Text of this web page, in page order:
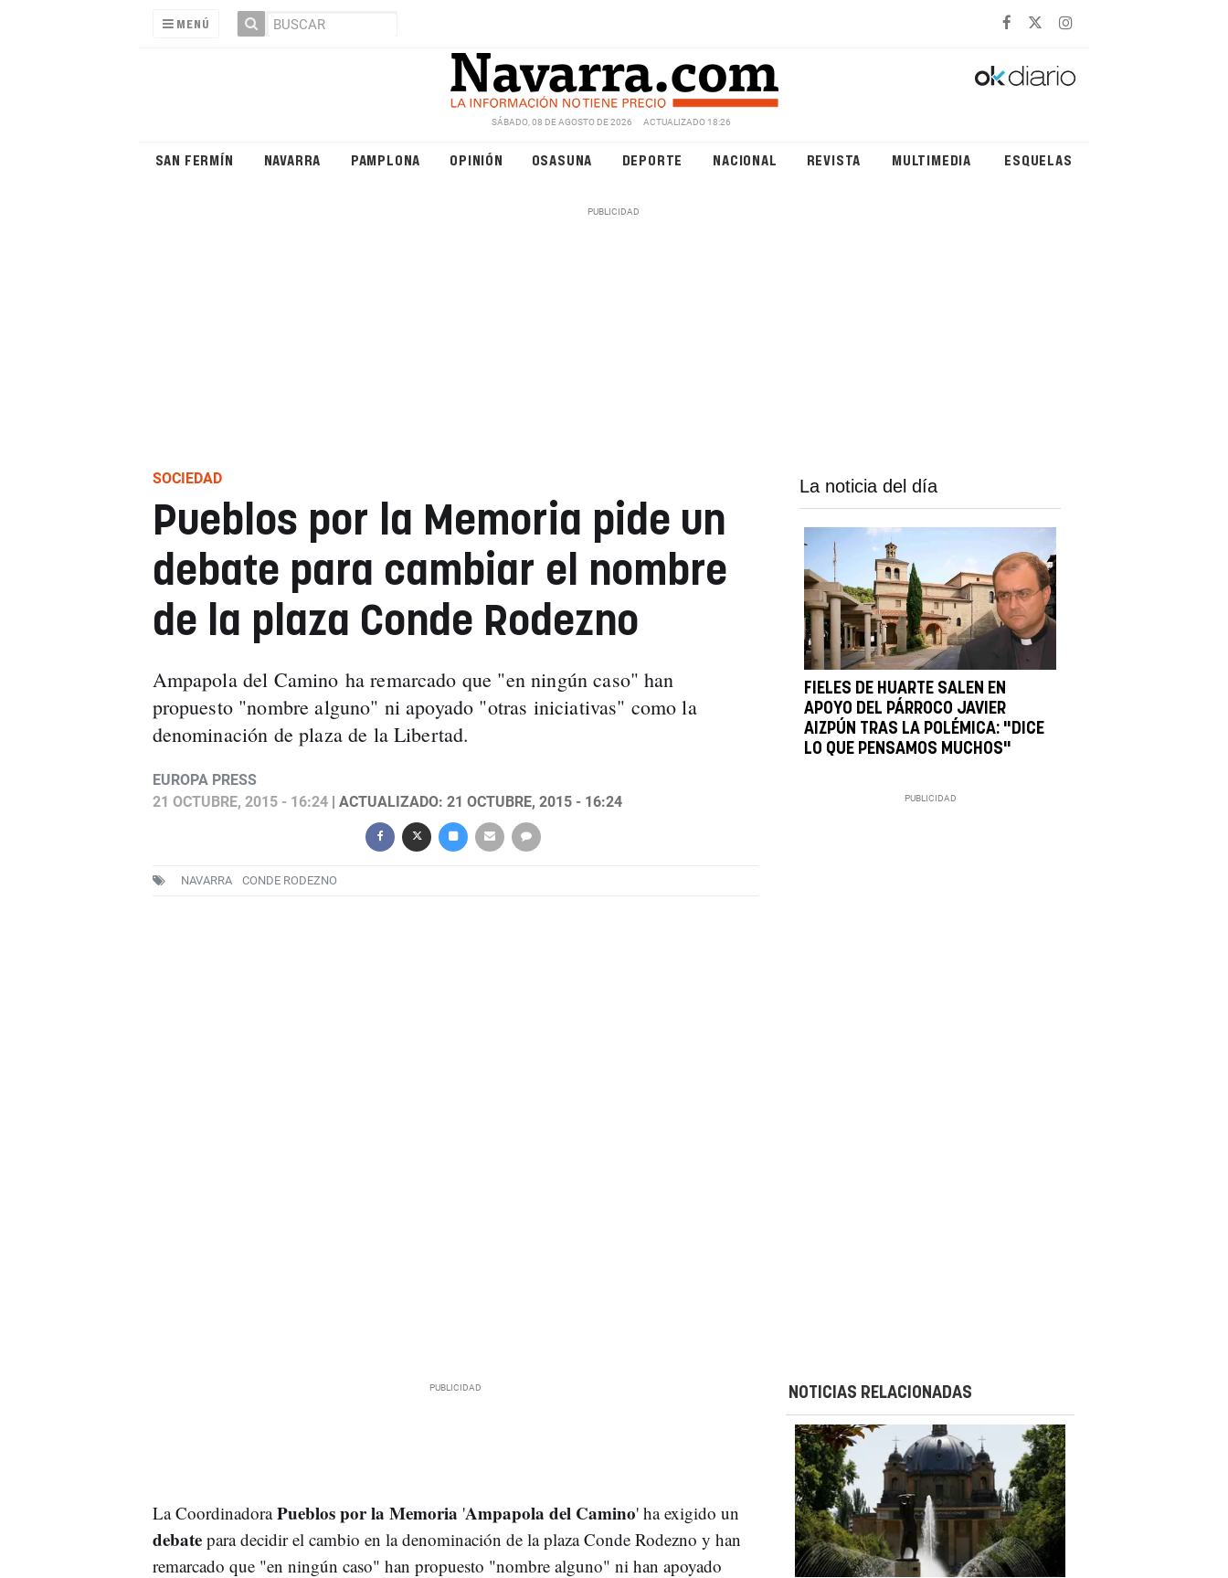
MENÚ
SÁBADO, 08 DE AGOSTO DE 2026 ACTUALIZADO 18:26
SAN FERMÍN NAVARRA PAMPLONA OPINIÓN OSASUNA DEPORTE NACIONAL REVISTA MULTIMEDIA ESQUELAS
SOCIEDAD
Pueblos por la Memoria pide un
debate para cambiar el nombre
de la plaza Conde Rodezno
Ampapola del Camino ha remarcado que "en ningún caso" han
propuesto "nombre alguno" ni apoyado "otras iniciativas" como la
denominación de plaza de la Libertad.
EUROPA PRESS
21 OCTUBRE, 2015 - 16:24| ACTUALIZADO: 21 OCTUBRE, 2015 - 16:24
NAVARRA CONDE RODEZNO
La noticia del día
FIELES DE HUARTE SALEN EN
APOYO DEL PÁRROCO JAVIER
AIZPÚN TRAS LA POLÉMICA: "DICE
LO QUE PENSAMOS MUCHOS"
La CoordinadoraPueblos por la Memoria 'Ampapola del Camino' ha exigido un
debate para decidir el cambio en la denominación de la plaza Conde Rodezno y han
remarcado que "en ningún caso" han propuesto "nombre alguno" ni han apoyado
NOTICIAS RELACIONADAS